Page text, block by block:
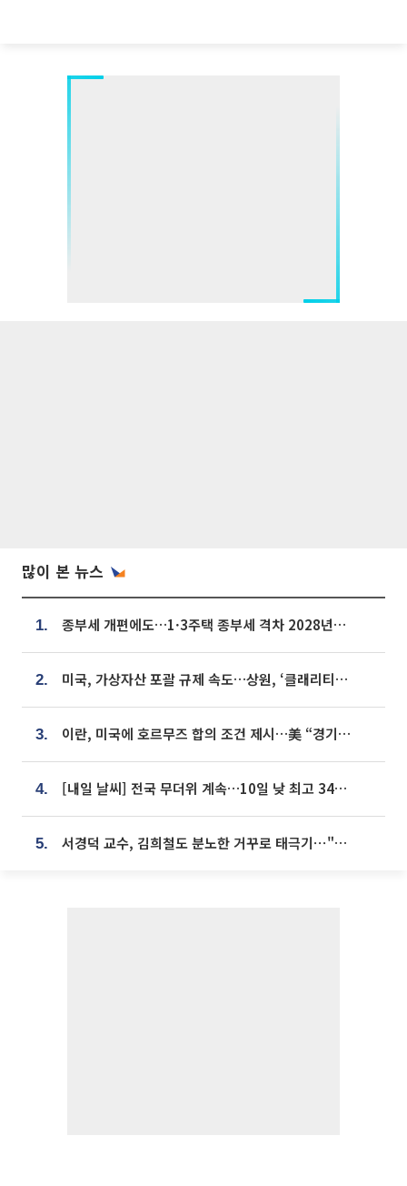
많이 본 뉴스
1. 종부세 개편에도…1·3주택 종부세 격차 2028년부터 확대
2. 미국, 가상자산 포괄 규제 속도…상원, ‘클래리티법’ 9월 절차투표 추진
3. 이란, 미국에 호르무즈 합의 조건 제시…美 “경기 아직 안 끝나” [종합]
4. [내일 날씨] 전국 무더위 계속…10일 낮 최고 34도 육박
5. 서경덕 교수, 김희철도 분노한 거꾸로 태극기⋯"엉터리는 아냐, 아쉬울 뿐"